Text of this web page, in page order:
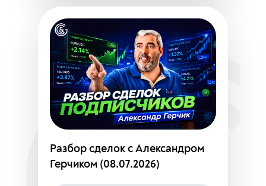
Разбор сделок с Александром
Герчиком (08.07.2026)